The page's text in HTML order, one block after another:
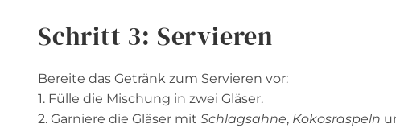
Schritt 3: Servieren
Bereite das Getränk zum Servieren vor:
1. Fülle die Mischung in zwei Gläser.
2. Garniere die Gläser mit Schlagsahne, Kokosraspeln